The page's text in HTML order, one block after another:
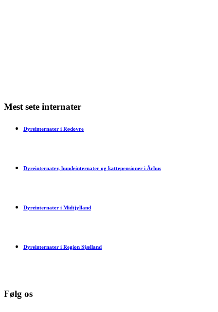
Mest sete internater
Dyreinternater i Rødovre
Dyreinternater, hundeinternater og kattepensioner i Århus
Dyreinternater i Midtjylland
Dyreinternater i Region Sjælland
Følg os